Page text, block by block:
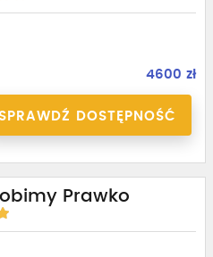
4600 zł
SPRAWDŹ DOSTĘPNOŚĆ
Prawko